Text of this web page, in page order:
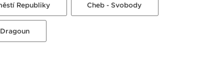
Republiky Cheb - Svobody